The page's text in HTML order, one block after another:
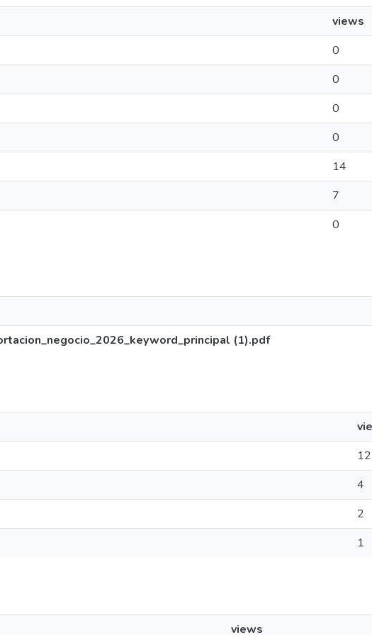
views
0
0
0
0
14
7
0
(1).pdf
12
4
2
1
views